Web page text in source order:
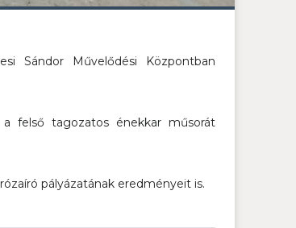
Sándor Művelődési Központban
felső tagozatos énekkar műsorát
pályázatának eredményeit is.